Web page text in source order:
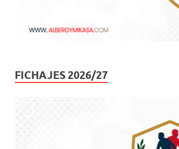
FICHAJES 2026/27